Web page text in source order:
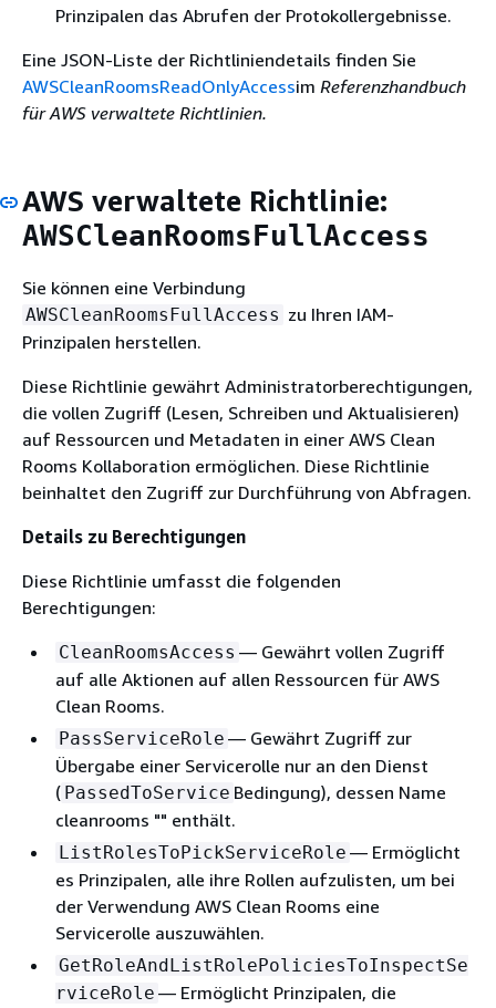
Prinzipalen das Abrufen der Protokollergebnisse.
Eine JSON-Liste der Richtliniendetails finden Sie
AWSCleanRoomsReadOnlyAccessim Referenzhandbuch
für AWS verwaltete Richtlinien.
AWS verwaltete Richtlinie:
AWSCleanRoomsFullAccess
Sie können eine Verbindung
AWSCleanRoomsFullAccess zu Ihren IAM-
Prinzipalen herstellen.
Diese Richtlinie gewährt Administratorberechtigungen,
die vollen Zugriff (Lesen, Schreiben und Aktualisieren)
auf Ressourcen und Metadaten in einer AWS Clean
Rooms Kollaboration ermöglichen. Diese Richtlinie
beinhaltet den Zugriff zur Durchführung von Abfragen.
Details zu Berechtigungen
Diese Richtlinie umfasst die folgenden
Berechtigungen:
CleanRoomsAccess — Gewährt vollen Zugriff
auf alle Aktionen auf allen Ressourcen für AWS
Clean Rooms.
PassServiceRole — Gewährt Zugriff zur
Übergabe einer Servicerolle nur an den Dienst
( PassedToService Bedingung), dessen Name
cleanrooms "" enthält.
ListRolesToPickServiceRole — Ermöglicht
es Prinzipalen, alle ihre Rollen aufzulisten, um bei
der Verwendung AWS Clean Rooms eine
Servicerolle auszuwählen.
GetRoleAndListRolePoliciesToInspectSe
rviceRole — Ermöglicht Prinzipalen, die